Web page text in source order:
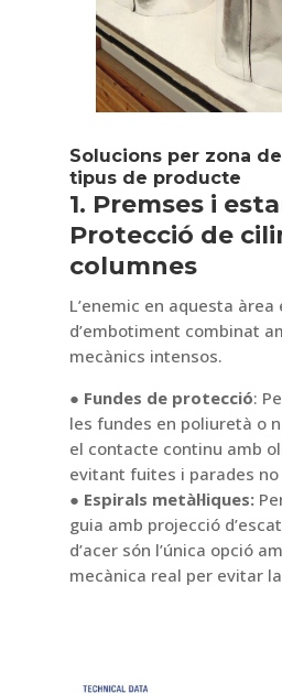
Solucions per zona
tipus de producte
1. Premses i
Protecció de
columnes
L’enemic en aquesta àrea
d’embotiment combinat
mecànics intensos.
● Fundes de protecció:
les fundes en poliuretà o
el contacte continu amb
evitant fuites i parades
● Espirals metàl·liques:
guia amb projecció
d’acer són l’única opció
mecànica real per evitar